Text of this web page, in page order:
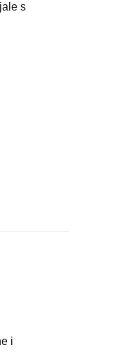
s
i